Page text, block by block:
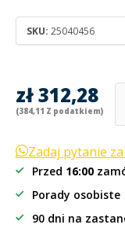
SKU: 25040456
zł 312,28
(384,11 Z podatkiem)
Zadaj pytanie
Przed 16:00
Porady osobiste
90 dni na